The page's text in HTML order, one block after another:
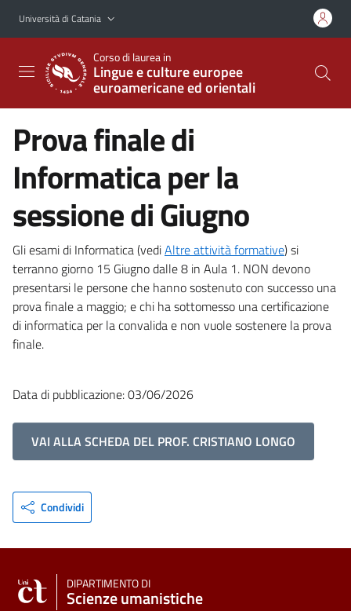
Vai al contenuto principale
Vai al menu di navigazione
Università di Catania
Corso di laurea in
Lingue e culture europee
euroamericane ed orientali
Prova finale di
Informatica per la
sessione di Giugno
Gli esami di Informatica (vediAltre attività formative) si
terranno giorno 15 Giugno dalle 8 in Aula 1. NON devono
presentarsi le persone che hanno sostenuto con successo una
prova finale a maggio; e chi ha sottomesso una certificazione
di informatica per la convalida e non vuole sostenere la prova
finale.
Data di pubblicazione: 03/06/2026
VAI ALLA SCHEDA DEL PROF. CRISTIANO LONGO
Condividi
DIPARTIMENTO DI
Scienze umanistiche